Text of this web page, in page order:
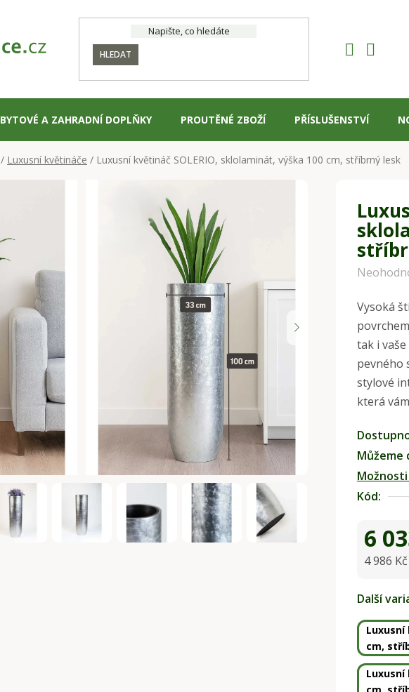
HLEDAT
BYTOVÉ A ZAHRADNÍ DOPLŇKY PROUTĚNÉ ZBOŽÍ PŘÍSLUŠENSTVÍ
/ Luxusní květináče / Luxusní květináč SOLERIO, sklolaminát, výška 100 cm, stříbrný lesk
Průměrné
produktu
je
0,0
z
5
hvězdiček.
Vysoká
tak i
pevného
stylové
která
Můžeme
Kód:
6
4 986
Další
Luxusní
cm,
Luxusní